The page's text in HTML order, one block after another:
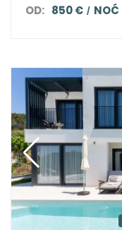
OD: 850 € NOĆ